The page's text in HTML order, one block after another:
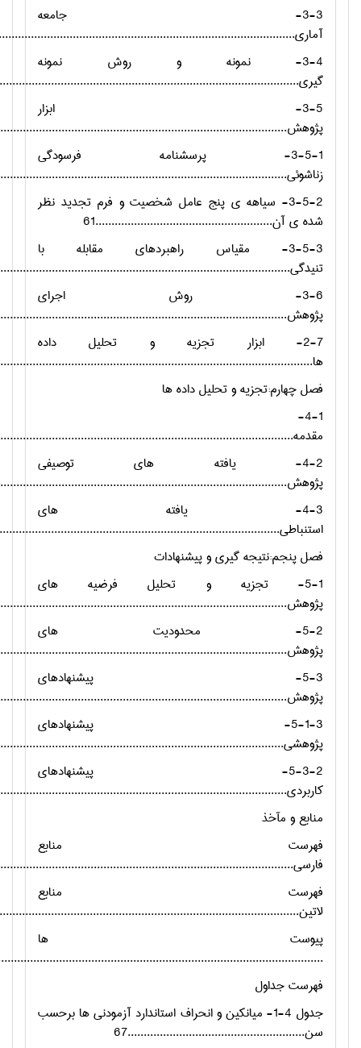
3-3- جامعه
3-4- نمونه و روش نمونه
3-5- ابزار
3-5-1- پرسشنامه فرسودگی
3-5-2- سیاهه ی پنج عامل شخصیت و فرم تجدید نظر
شده ی آن.......................................................61
3-5-3- مقیاس راهبردهای مقابله با
3-6- روش اجرای
2-7- ابزار تجزیه و تحلیل داده
فصل چهارم:تجزیه و تحلیل داده ها
4-1-
4-2- یافته های توصیفی
4-3- یافته های
فصل پنجم:نتیجه گیري و پیشنهادات
5-1- تجزیه و تحلیل فرضیه های
5-2- محدودیت های
5-3- پیشنهادهای
5-1-3- پیشنهادهای
5-3-2- پیشنهادهای
منابع و مآخذ
فهرست منابع
فهرست منابع
پیوست ها
فهرست جداول
جدول 4-1- میانکین و انحراف استاندارد آزمودنی ها برحسب
سن.......................................................67